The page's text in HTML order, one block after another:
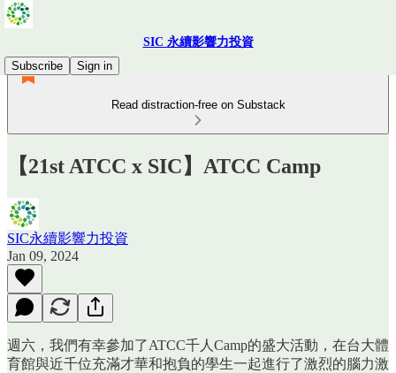
SIC 永續影響力投資
Subscribe
Sign in
Read distraction-free on Substack
【21st ATCC x SIC】ATCC Camp
SIC永續影響力投資
Jan 09, 2024
週六，我們有幸參加了ATCC千人Camp的盛大活動，在台大體
育館與近千位充滿才華和抱負的學生一起進行了激烈的腦力激